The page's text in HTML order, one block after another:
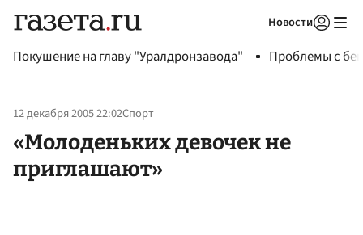
Новости
Покушение на главу "Уралдронзавода" Проблемы с
12 декабря 2005 22:02Спорт
«Молоденьких девочек не
приглашают»